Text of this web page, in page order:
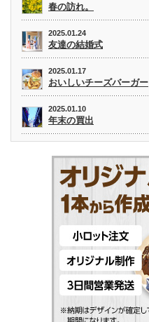
春の訪れ。
2025.01.24
友達の結婚式
2025.01.17
おいしいチーズバーガー
2025.01.10
年末の買出